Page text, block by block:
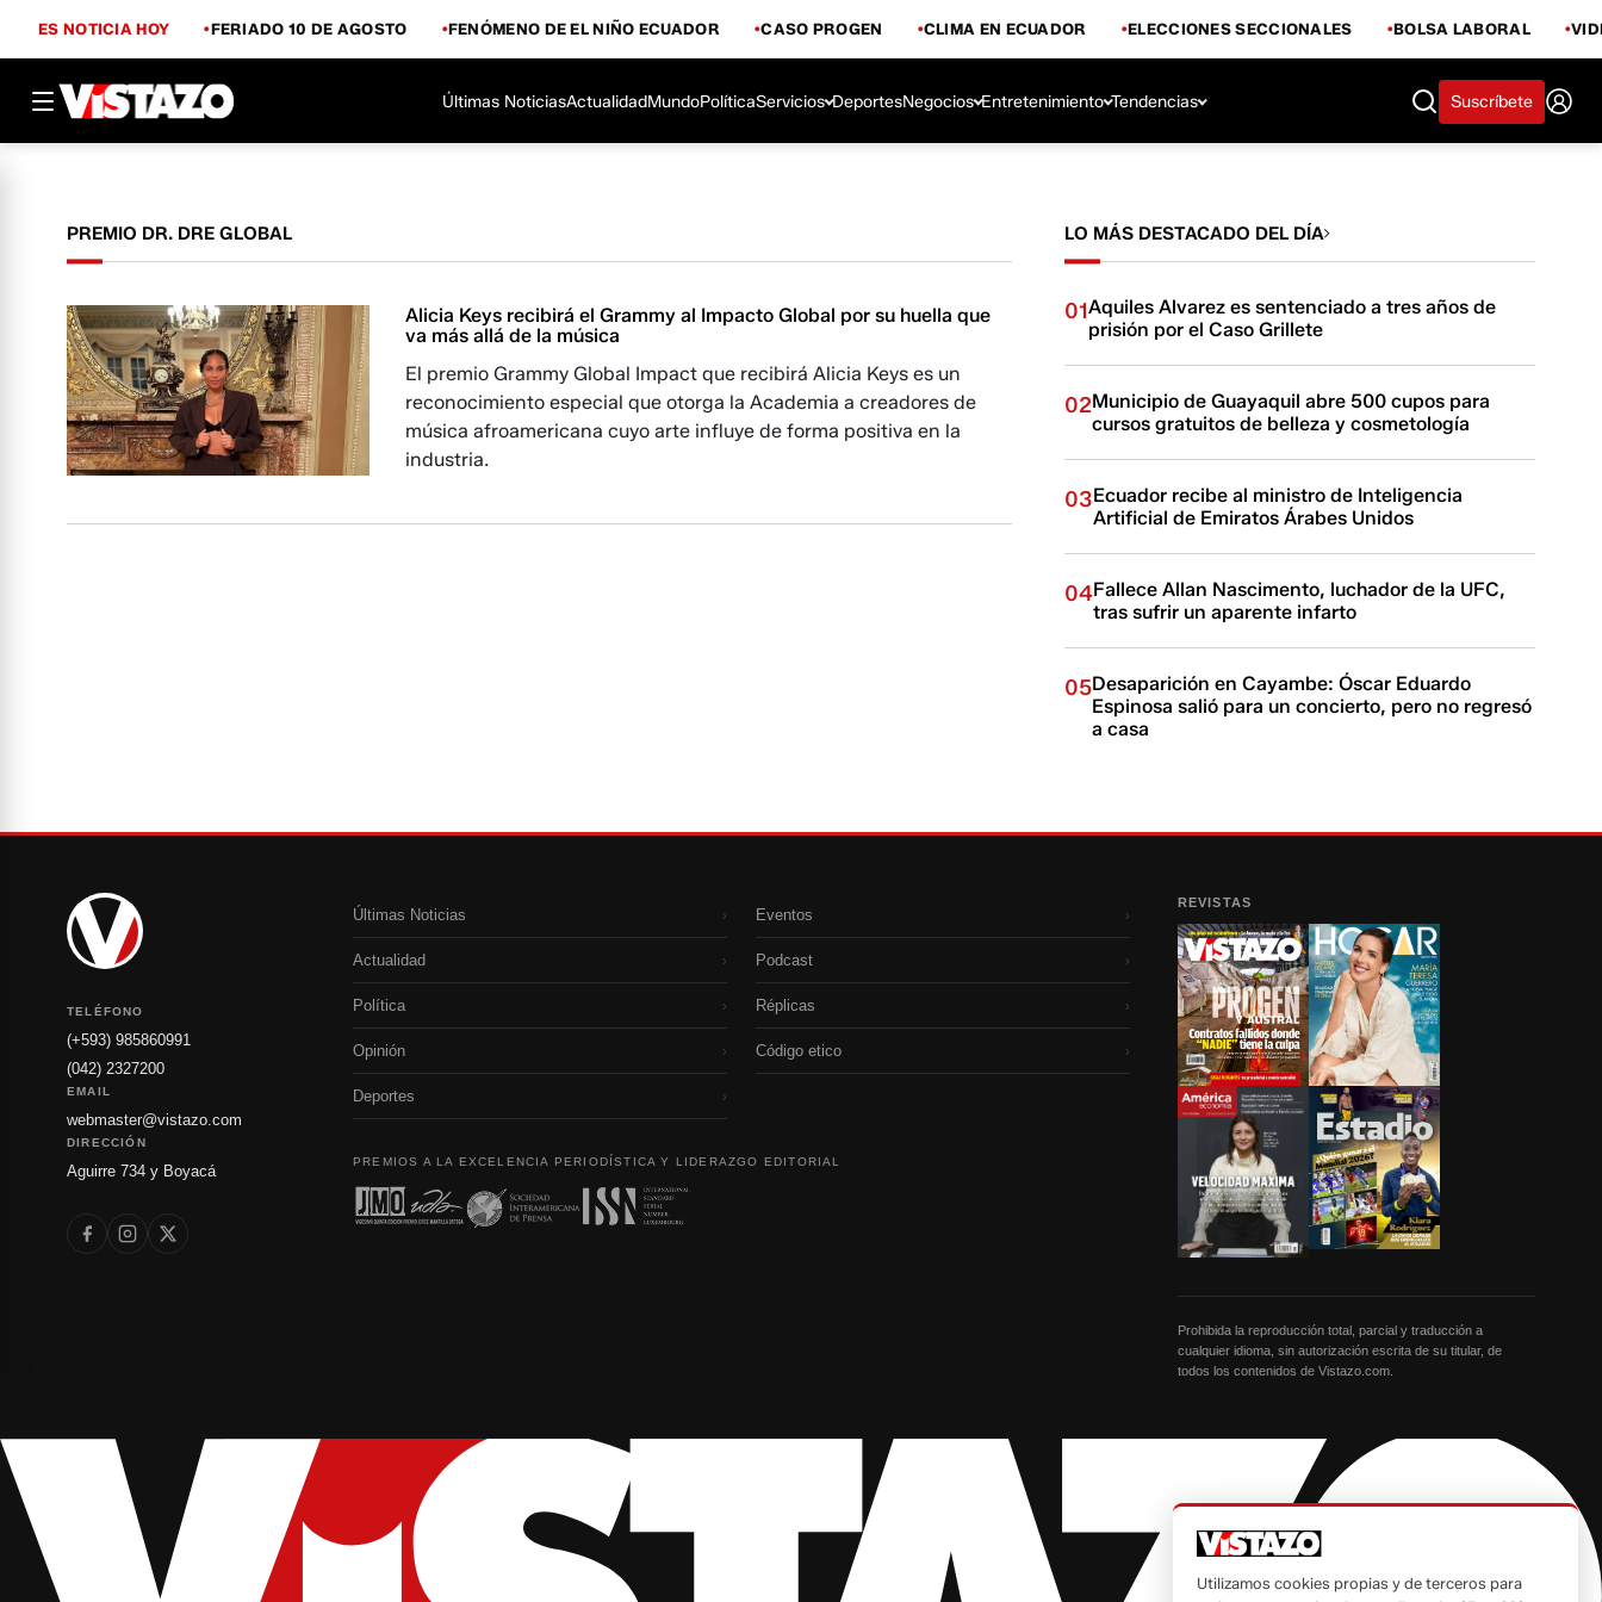
ES NOTICIA HOY FERIADO 10 DE AGOSTO FENÓMENO DE EL NIÑO ECUADOR CASO PROGEN CLIMA EN ECUADOR ELECCIONES SECCIONALES BOLSA LABORAL
Últimas NoticiasActualidadMundoPolíticaServicios DeportesNegocios Entretenimiento Tendencias Suscríbete
PREMIO DR. DRE GLOBAL
Alicia Keys recibirá el Grammy al Impacto Global por su huella que
va más allá de la música
El premio Grammy Global Impact que recibirá Alicia Keys es un
reconocimiento especial que otorga la Academia a creadores de
música afroamericana cuyo arte influye de forma positiva en la
industria.
LO MÁS DESTACADO DEL DÍA
01Aquiles Alvarez es sentenciado a tres años de
prisión por el Caso Grillete
02Municipio de Guayaquil abre 500 cupos para
cursos gratuitos de belleza y cosmetología
03Ecuador recibe al ministro de Inteligencia
Artificial de Emiratos Árabes Unidos
04Fallece Allan Nascimento, luchador de la UFC,
tras sufrir un aparente infarto
05Desaparición en Cayambe: Óscar Eduardo
Espinosa salió para un concierto, pero no regresó
a casa
TELÉFONO
(+593) 985860991
(042) 2327200
EMAIL
webmaster@vistazo.com
DIRECCIÓN
Aguirre 734 y Boyacá
Últimas Noticias ›
Actualidad ›
Política ›
Opinión ›
Deportes ›
Eventos ›
Podcast ›
Réplicas ›
Código etico ›
PREMIOS A LA EXCELENCIA PERIODÍSTICA Y LIDERAZGO EDITORIAL
REVISTAS
Prohibida la reproducción total, parcial y traducción a
cualquier idioma, sin autorización escrita de su titular, de
todos los contenidos de Vistazo.com.
Utilizamos cookies propias y de terceros para